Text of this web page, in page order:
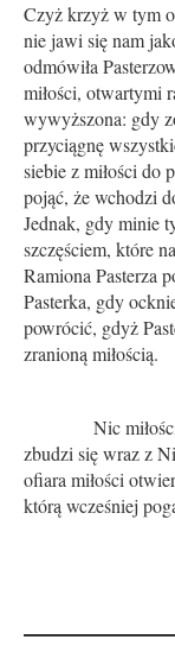
Czyż krzyż w tym
nie jawi się nam
odmówiła
miłości, otwartymi
wywyższona: gdy
przyciągnę
siebie z miłości do
pojąć, że wchodzi
Jednak, gdy minie
szczęściem, które
Ramiona Pasterza
Pasterka, gdy
powrócić, gdyż
zranioną miłością.
Nic miłości nie
zbudzi się wraz z
ofiara miłości
którą wcześniej